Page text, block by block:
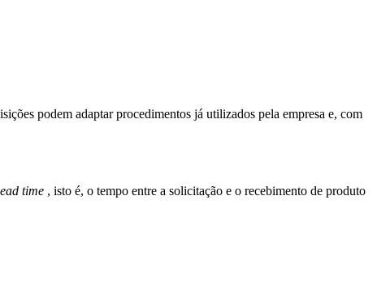
podem adaptar procedimentos já utilizados pela empresa e, com
time , isto é, o tempo entre a solicitação e o recebimento de produto